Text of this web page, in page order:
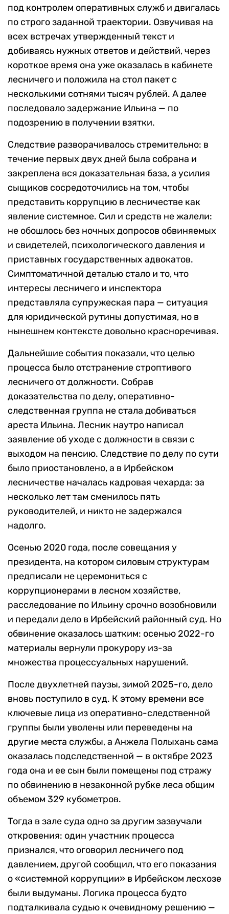
под контролем оперативных служб и двигалась
по строго заданной траектории. Озвучивая на
всех встречах утвержденный текст и
добиваясь нужных ответов и действий, через
короткое время она уже оказалась в кабинете
лесничего и положила на стол пакет с
несколькими сотнями тысяч рублей. А далее
последовало задержание Ильина — по
подозрению в получении взятки.
Следствие разворачивалось стремительно: в
течение первых двух дней была собрана и
закреплена вся доказательная база, а усилия
сыщиков сосредоточились на том, чтобы
представить коррупцию в лесничестве как
явление системное. Сил и средств не жалели:
не обошлось без ночных допросов обвиняемых
и свидетелей, психологического давления и
приставных государственных адвокатов.
Симптоматичной деталью стало и то, что
интересы лесничего и инспектора
представляла супружеская пара — ситуация
для юридической рутины допустимая, но в
нынешнем контексте довольно красноречивая.
Дальнейшие события показали, что целью
процесса было отстранение строптивого
лесничего от должности. Собрав
доказательства по делу, оперативно-
следственная группа не стала добиваться
ареста Ильина. Лесник наутро написал
заявление об уходе с должности в связи с
выходом на пенсию. Следствие по делу по сути
было приостановлено, а в Ирбейском
лесничестве началась кадровая чехарда: за
несколько лет там сменилось пять
руководителей, и никто не задержался
надолго.
Осенью 2020 года, после совещания у
президента, на котором силовым структурам
предписали не церемониться с
коррупционерами в лесном хозяйстве,
расследование по Ильину срочно возобновили
и передали дело в Ирбейский районный суд. Но
обвинение оказалось шатким: осенью 2022-го
материалы вернули прокурору из-за
множества процессуальных нарушений.
После двухлетней паузы, зимой 2025-го, дело
вновь поступило в суд. К этому времени все
ключевые лица из оперативно-следственной
группы были уволены или переведены на
другие места службы, а Анжела Полыхань сама
оказалась подследственной — в октябре 2023
года она и ее сын были помещены под стражу
по обвинению в незаконной рубке леса общим
объемом 329 кубометров.
Тогда в зале суда одно за другим зазвучали
откровения: один участник процесса
признался, что оговорил лесничего под
давлением, другой сообщил, что его показания
о «системной коррупции» в Ирбейском лесхозе
были выдуманы. Логика процесса будто
подталкивала судью к очевидному решению —